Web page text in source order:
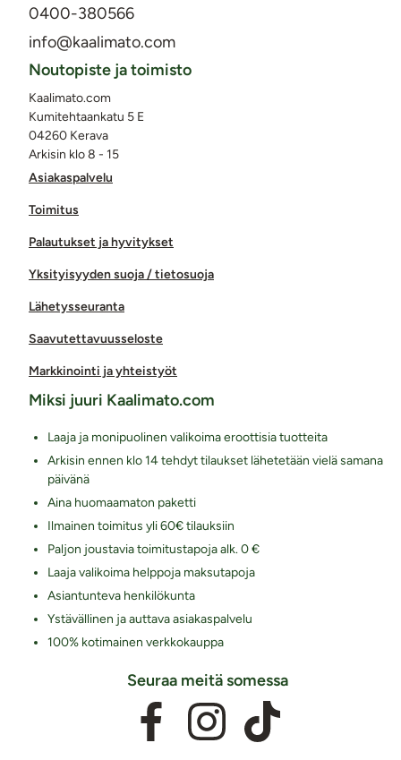
0400-380566
info@kaalimato.com
Asiakaspalvelu
Toimitus
Palautukset ja hyvitykset
Yksityisyyden suoja / tietosuoja
Lähetysseuranta
Saavutettavuusseloste
Markkinointi ja yhteistyöt
Noutopiste ja toimisto
Kaalimato.com
Kumitehtaankatu 5 E
04260 Kerava
Arkisin klo 8 - 15
Miksi juuri Kaalimato.com
Laaja ja monipuolinen valikoima eroottisia tuotteita
Arkisin ennen klo 14 tehdyt tilaukset lähetetään vielä samana
päivänä
Aina huomaamaton paketti
Ilmainen toimitus yli 60€ tilauksiin
Paljon joustavia toimitustapoja alk. 0 €
Laaja valikoima helppoja maksutapoja
Asiantunteva henkilökunta
Ystävällinen ja auttava asiakaspalvelu
100% kotimainen verkkokauppa
Seuraa meitä somessa